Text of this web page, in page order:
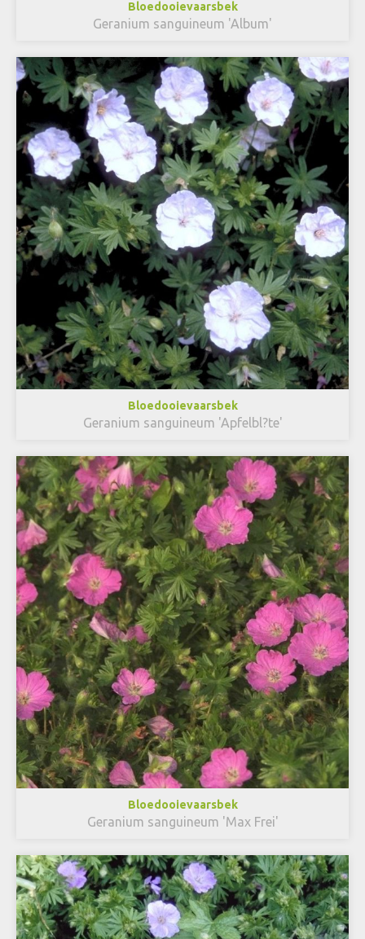
Bloedooievaarsbek
Geranium sanguineum 'Album'
Bloedooievaarsbek
Geranium sanguineum 'Apfelbl?te'
Bloedooievaarsbek
Geranium sanguineum 'Max Frei'